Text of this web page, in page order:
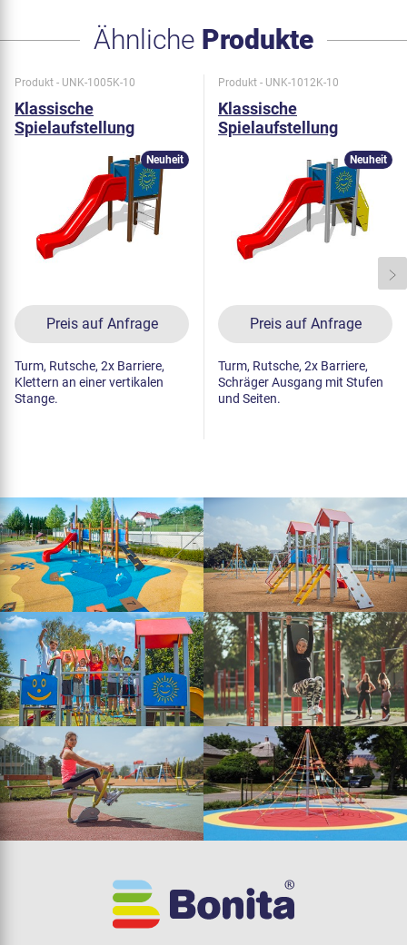
Ähnliche Produkte
Produkt - UNK-1005K-10
Klassische
Spielaufstellung
UNK1005K - metall
Preis auf Anfrage
Neuheit
Turm, Rutsche, 2x Barriere,
Klettern an einer vertikalen
Stange.
Produkt - UNK-1012K-10
Klassische
Spielaufstellung
UNK1012K - metall
Preis auf Anfrage
Neuheit
Turm, Rutsche, 2x Barriere,
Schräger Ausgang mit Stufen
und Seiten.